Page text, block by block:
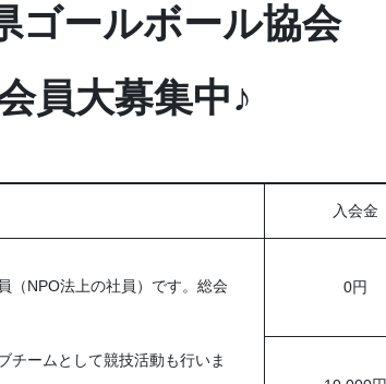
ゴールボール協会
員大募集中♪
入会金
（NPO法上の社員）です。総会
チームとして競技活動も行いま
0円